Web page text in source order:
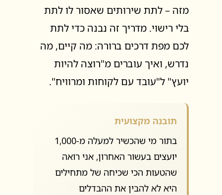
מזה – לתת שירותים שאסור לו לתת
בלי רישוי. מדריך זה נבנה כדי לתת
לכם מפת דרכים ברורה: מה קיים, מה
נדרש, ואיך עוברים מ"רוצה להיות
יועץ" ל"עובד עם לקוחות ומרוויח".
תובנה מקצועית
בתור מי שהכשיר למעלה מ-1,000
יועצים בעשור האחרון, אני רואה
שהטעות הכי שכיחה של מתחילים
היא לא להבין את ההבדלים